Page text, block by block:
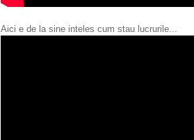
Aici e de la sine inteles cum stau lucrurile...